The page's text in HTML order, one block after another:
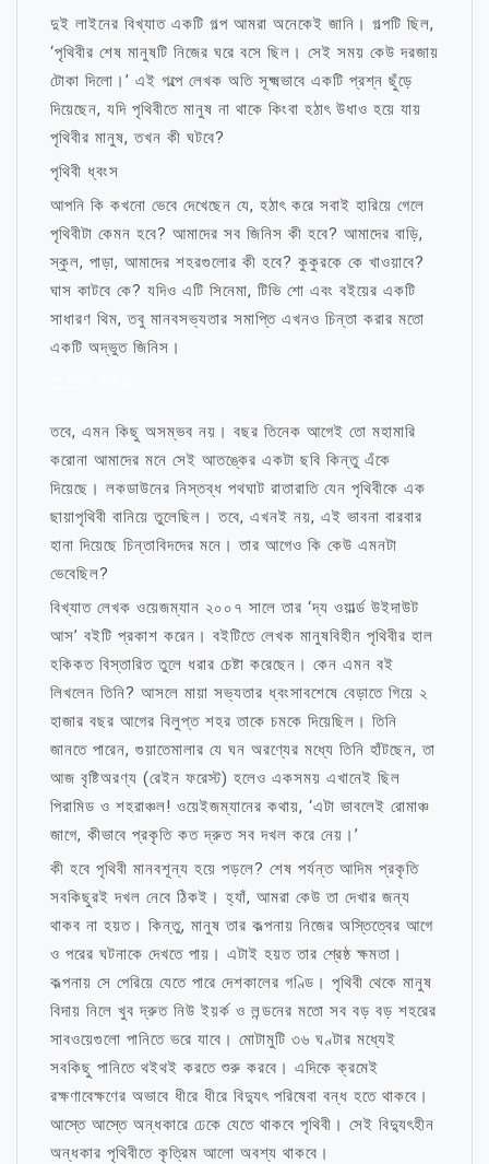
দুই লাইনের বিখ্যাত একটি গল্প আমরা অনেকেই জানি। গল্পটি ছিল,
‘পৃথিবীর শেষ মানুষটি নিজের ঘরে বসে ছিল। সেই সময় কেউ দরজায়
টোকা দিলো।’ এই গল্পে লেখক অতি সূক্ষ্মভাবে একটি প্রশ্ন ছুঁড়ে
দিয়েছেন, যদি পৃথিবীতে মানুষ না থাকে কিংবা হঠাৎ উধাও হয়ে যায়
পৃথিবীর মানুষ, তখন কী ঘটবে?
পৃথিবী ধ্বংস
আপনি কি কখনো ভেবে দেখেছেন যে, হঠাৎ করে সবাই হারিয়ে গেলে
পৃথিবীটা কেমন হবে? আমাদের সব জিনিস কী হবে? আমাদের বাড়ি,
স্কুল, পাড়া, আমাদের শহরগুলোর কী হবে? কুকুরকে কে খাওয়াবে?
ঘাস কাটবে কে? যদিও এটি সিনেমা, টিভি শো এবং বইয়ের একটি
সাধারণ থিম, তবু মানবসভ্যতার সমাপ্তি এখনও চিন্তা করার মতো
একটি অদ্ভুত জিনিস।
তবে, এমন কিছু অসম্ভব নয়। বছর তিনেক আগেই তো মহামারি
করোনা আমাদের মনে সেই আতঙ্কের একটা ছবি কিন্তু এঁকে
দিয়েছে। লকডাউনের নিস্তব্ধ পথঘাট রাতারাতি যেন পৃথিবীকে এক
ছায়াপৃথিবী বানিয়ে তুলেছিল। তবে, এখনই নয়, এই ভাবনা বারবার
হানা দিয়েছে চিন্তাবিদদের মনে। তার আগেও কি কেউ এমনটা
ভেবেছিল?
বিখ্যাত লেখক ওয়েজম্যান ২০০৭ সালে তার ‘দ্য ওয়ার্ল্ড উইদাউট
আস’ বইটি প্রকাশ করেন। বইটিতে লেখক মানুষবিহীন পৃথিবীর হাল
হকিকত বিস্তারিত তুলে ধরার চেষ্টা করেছেন। কেন এমন বই
লিখলেন তিনি? আসলে মায়া সভ্যতার ধ্বংসাবশেষে বেড়াতে গিয়ে ২
হাজার বছর আগের বিলুপ্ত শহর তাকে চমকে দিয়েছিল। তিনি
জানতে পারেন, গুয়াতেমালার যে ঘন অরণ্যের মধ্যে তিনি হাঁটছেন, তা
আজ বৃষ্টিঅরণ্য (রেইন ফরেস্ট) হলেও একসময় এখানেই ছিল
পিরামিড ও শহরাঞ্চল! ওয়েইজম্যানের কথায়, ‘এটা ভাবলেই রোমাঞ্চ
জাগে, কীভাবে প্রকৃতি কত দ্রুত সব দখল করে নেয়।’
কী হবে পৃথিবী মানবশূন্য হয়ে পড়লে? শেষ পর্যন্ত আদিম প্রকৃতি
সবকিছুরই দখল নেবে ঠিকই। হ্যাঁ, আমরা কেউ তা দেখার জন্য
থাকব না হয়ত। কিন্তু, মানুষ তার কল্পনায় নিজের অস্তিত্বের আগে
ও পরের ঘটনাকে দেখতে পায়। এটাই হয়ত তার শ্রেষ্ঠ ক্ষমতা।
কল্পনায় সে পেরিয়ে যেতে পারে দেশকালের গণ্ডি। পৃথিবী থেকে মানুষ
বিদায় নিলে খুব দ্রুত নিউ ইয়র্ক ও লন্ডনের মতো সব বড় বড় শহরের
সাবওয়েগুলো পানিতে ভরে যাবে। মোটামুটি ৩৬ ঘণ্টার মধ্যেই
সবকিছু পানিতে থইথই করতে শুরু করবে। এদিকে ক্রমেই
রক্ষণাবেক্ষণের অভাবে ধীরে ধীরে বিদ্যুৎ পরিষেবা বন্ধ হতে থাকবে।
আস্তে আস্তে অন্ধকারে ঢেকে যেতে থাকবে পৃথিবী। সেই বিদ্যুৎহীন
অন্ধকার পৃথিবীতে কৃত্রিম আলো অবশ্য থাকবে।